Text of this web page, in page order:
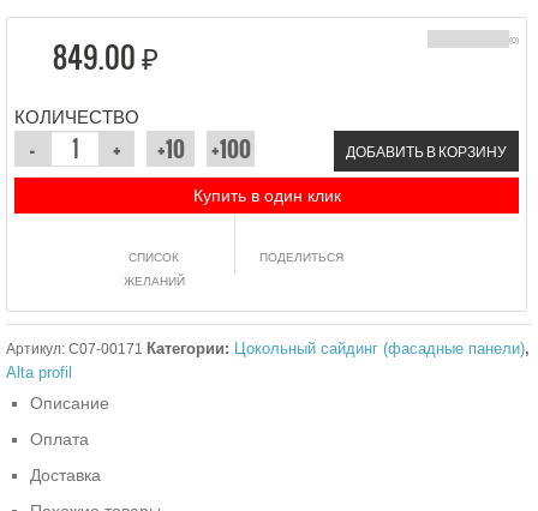
(0)
849.00 ₽
КОЛИЧЕСТВО
ДОБАВИТЬ В КОРЗИНУ
Купить в один клик
СПИСОК
ЖЕЛАНИЙ
ПОДЕЛИТЬСЯ
Артикул: C07-00171 Категории: Цокольный сайдинг (фасадные панели),
Alta profil
Описание
Оплата
Доставка